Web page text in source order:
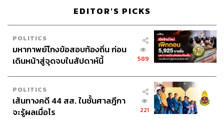
ABOUT THE AUTHOR
THE STANDARD TEAM
กองบรรณาธิการ THE STANDARD
EDITOR'S PICKS
POLITICS
มหากาพย์โกงข้อสอบท้องถิ่น ก่อน
เดินหน้าสู่จุดจบในสัปดาห์นี้
589
POLITICS
เส้นทางคดี 44 สส. ในชั้นศาลฎีกา
จะรู้ผลเมื่อไร
221